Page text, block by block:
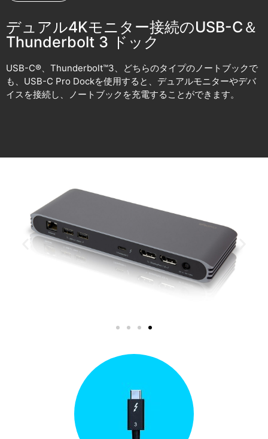
デュアル4Kモニター接続のUSB-C＆
Thunderbolt 3 ドック
USB-C®、Thunderbolt™3、どちらのタイプのノートブックで
も、USB-C Pro Dockを使用すると、デュアルモニターやデバ
イスを接続し、ノートブックを充電することができます。